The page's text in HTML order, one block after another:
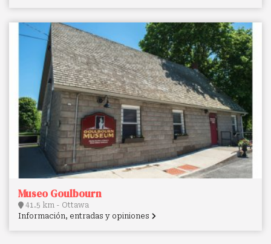
Museo Goulbourn
41.5 km - Ottawa
Información, entradas y opiniones